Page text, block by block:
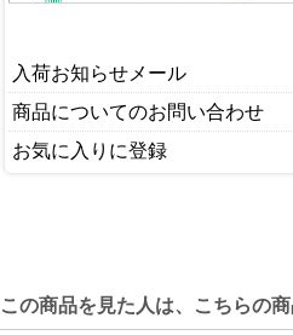
入荷お知らせメール
商品についてのお問い合わせ
お気に入りに登録
この商品を見た人は、こちらの